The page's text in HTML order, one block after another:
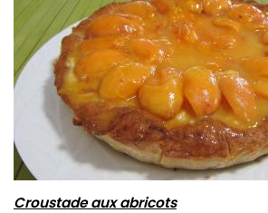
Croustade aux abricots